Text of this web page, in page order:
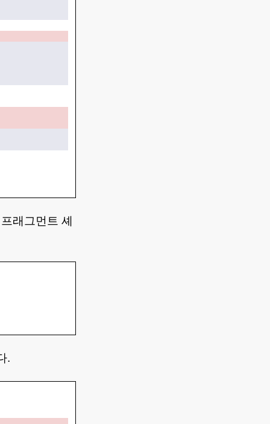
래그먼트 셰
.